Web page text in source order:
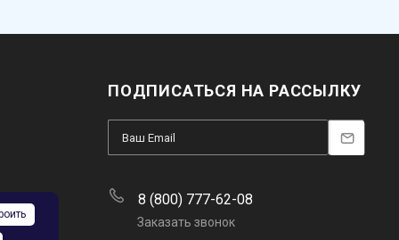
ПОДПИСАТЬСЯ НА РАССЫЛКУ
8 (800) 777-62-08
Заказать звонок